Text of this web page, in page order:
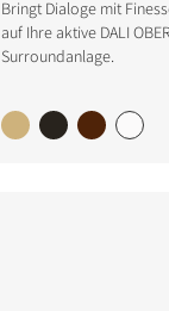
Bringt Dialoge mit
auf Ihre aktive DALI
Surroundanlage.